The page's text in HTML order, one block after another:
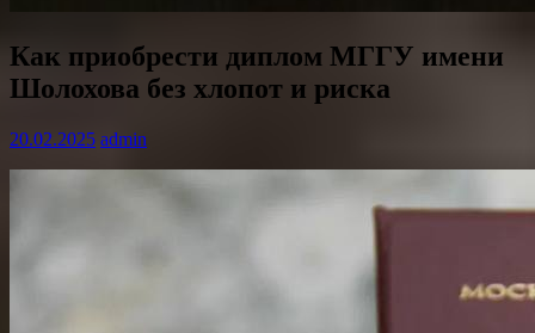
Как приобрести диплом МГГУ имени
Шолохова без хлопот и риска
20.02.2025 admin